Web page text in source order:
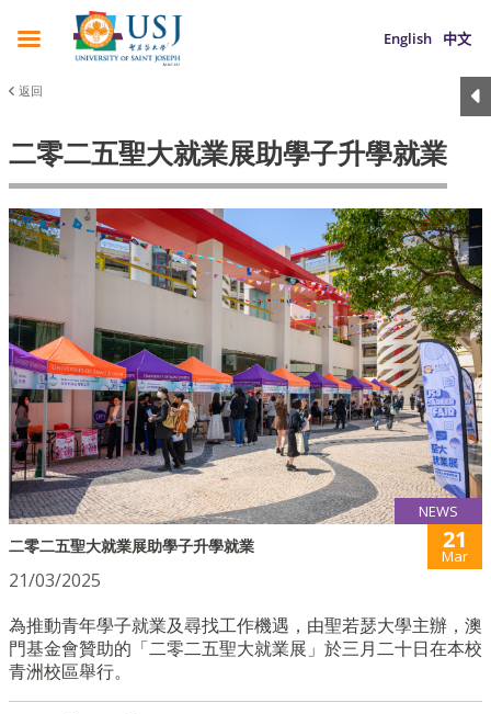
English 中文
返回
二零二五聖大就業展助學子升學就業
NEWS
二零二五聖大就業展助學子升學就業 21
Mar
21/03/2025
為推動青年學子就業及尋找工作機遇，由聖若瑟大學主辦，澳
門基金會贊助的「二零二五聖大就業展」於三月二十日在本校
青洲校區舉行。